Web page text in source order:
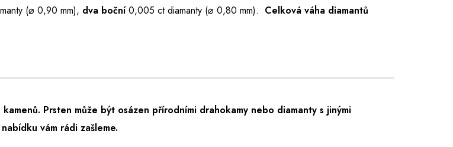
(⌀ 0,90 mm), dva boční0,005 ct diamanty (⌀ 0,80 mm). Celková váha diamantů
Prsten může být osázen přírodními drahokamy nebo diamanty s jinými
vám rádi zašleme.